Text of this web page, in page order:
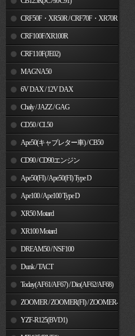
CRF50F・XR50R / CRF70F・XR70R
CRF100F/XR100R
CRF110F(JE02)
MAGNA50
6V DAX / 12V DAX
Chaly / JAZZ / GAG
CD50 / CL50
Ape50(キャブレター車) / CB50
CD90 / CD90エンジン
Ape50(FI) / Ape50(FI) Type D
Ape100 / Ape100 Type D
XR50 Motard
XR100 Motard
DREAM50 / NSF100
Dunk / TACT
Today(AF61/AF67) / Dio(AF62/AF68)
ZOOMER / ZOOMER(FI) / ZOOMER-
YZF-R125(BVD1)